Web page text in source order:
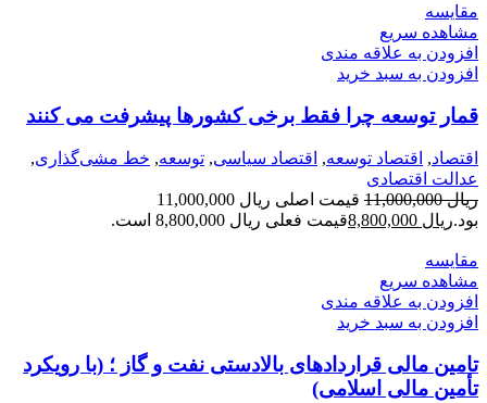
مقایسه
مشاهده سریع
افزودن به علاقه مندی
افزودن به سبد خرید
قمار توسعه چرا فقط برخی کشورها پیشرفت می کنند
اقتصاد, اقتصاد توسعه, اقتصاد سیاسی, توسعه, خط مشی‌گذاری,
عدالت اقتصادی
ریال11,000,000
قیمت اصلی ریال 11,000,000
بود.ریال قیمت فعلی ریال 8,800,000 است.
مقایسه
مشاهده سریع
افزودن به علاقه مندی
افزودن به سبد خرید
تامین مالی قراردادهای بالادستی نفت و گاز ؛ (با رویکرد
تأمین مالی اسلامی)